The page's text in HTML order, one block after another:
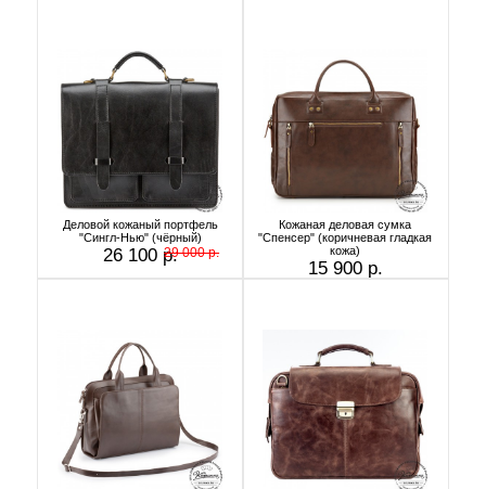
Деловой кожаный портфель
"Сингл-Нью" (чёрный)
26 100 р.29 000 р.
Кожаная деловая сумка
"Спенсер" (коричневая гладкая
кожа)
15 900 р.